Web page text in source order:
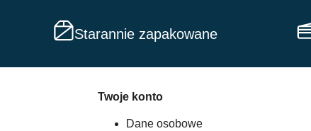
Starannie zapakowane
Twoje konto
Dane osobowe